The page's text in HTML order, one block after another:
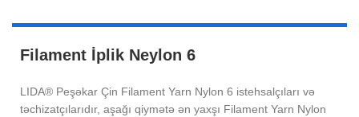
Filament İplik Neylon 6
LIDA® Peşəkar Çin Filament Yarn Nylon 6 istehsalçıları və
təchizatçılarıdır, aşağı qiymətə ən yaxşı Filament Yarn Nylon